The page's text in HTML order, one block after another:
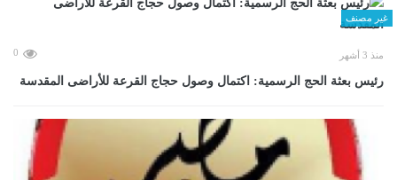
غير مصنف
منذ 3 أشهر 0
رئيس بعثة الحج الرسمية: اكتمال وصول حجاج القرعة للأراضى المقدسة